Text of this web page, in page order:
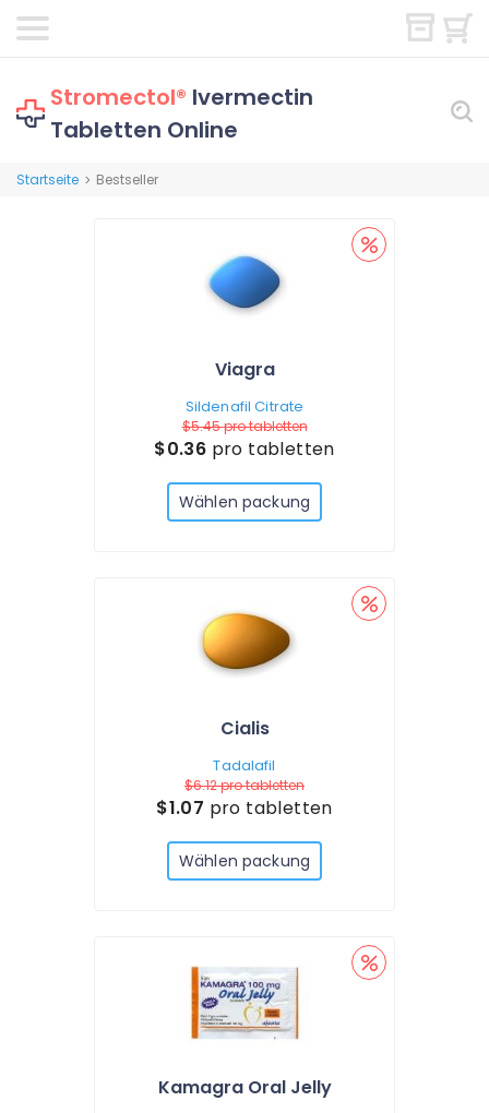
Stromectol® Ivermectin
Tabletten Online
Startseite > Bestseller
Viagra
Sildenafil Citrate
$5.45pro tabletten
$0.36 pro tabletten
Wählen packung
Cialis
Tadalafil
$6.12pro tabletten
$1.07 pro tabletten
Wählen packung
Kamagra Oral Jelly